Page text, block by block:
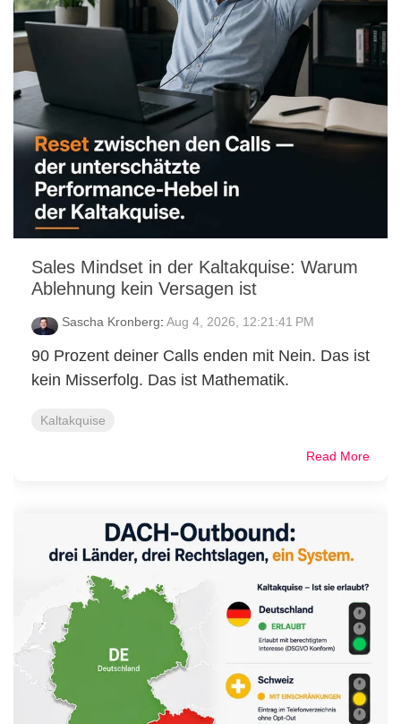
Sales Mindset in der Kaltakquise: Warum
Ablehnung kein Versagen ist
Sascha Kronberg: Aug 4, 2026, 12:21:41 PM
90 Prozent deiner Calls enden mit Nein. Das ist
kein Misserfolg. Das ist Mathematik.
Kaltakquise
Read More